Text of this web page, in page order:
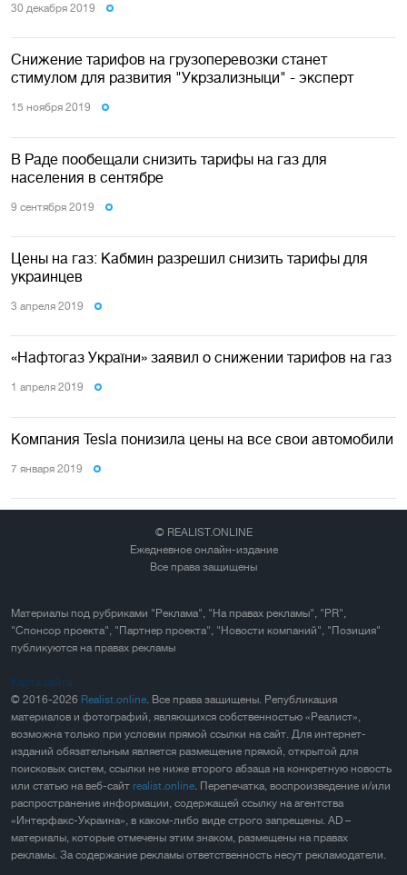
30 декабря 2019
Снижение тарифов на грузоперевозки станет
стимулом для развития "Укрзализныци" - эксперт
15 ноября 2019
В Раде пообещали снизить тарифы на газ для
населения в сентябре
9 сентября 2019
Цены на газ: Кабмин разрешил снизить тарифы для
украинцев
3 апреля 2019
«Нафтогаз України» заявил о снижении тарифов на газ
1 апреля 2019
Компания Tesla понизила цены на все свои автомобили
7 января 2019
© REALIST.ONLINE
Ежедневное онлайн-издание
Все права защищены
Материалы под рубриками "Реклама", "На правах рекламы", "PR",
"Спонсор проекта", "Партнер проекта", "Новости компаний", "Позиция"
публикуются на правах рекламы
Карта сайта
© 2016-2026 Realist.online. Все права защищены. Републикация
материалов и фотографий, являющихся собственностью «Реалист»,
возможна только при условии прямой ссылки на сайт. Для интернет-
изданий обязательным является размещение прямой, открытой для
поисковых систем, ссылки не ниже второго абзаца на конкретную новость
или статью на веб-сайт realist.online. Перепечатка, воспроизведение и/или
распространение информации, содержащей ссылку на агентства
«Интерфакс-Украина», в каком-либо виде строго запрещены. AD –
материалы, которые отмечены этим знаком, размещены на правах
рекламы. За содержание рекламы ответственность несут рекламодатели.